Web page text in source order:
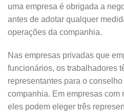
uma empresa é obrigada a
antes de adotar qualquer
operações da companhia.
Nas empresas privadas que
funcionários, os trabalhadores
representantes para o
companhia. Em empresas com
eles podem eleger três